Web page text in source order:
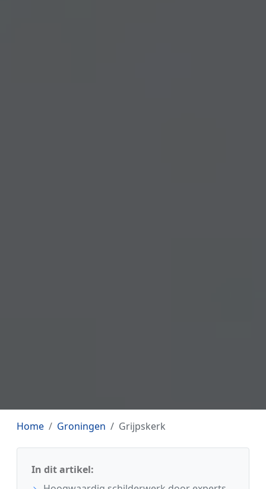
Home Groningen Grijpskerk
In dit artikel: